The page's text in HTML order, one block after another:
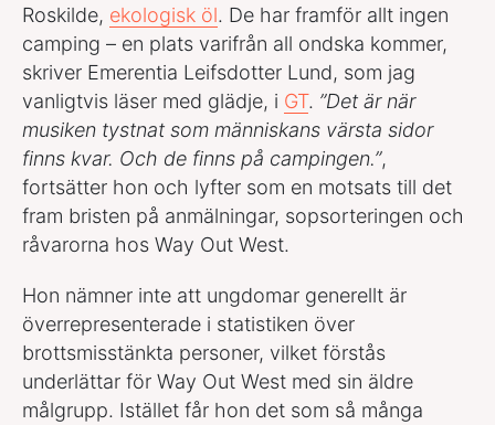
Roskilde, ekologisk öl. De har framför allt ingen
camping – en plats varifrån all ondska kommer,
skriver Emerentia Leifsdotter Lund, som jag
vanligtvis läser med glädje, i GT. ”Det är när
musiken tystnat som människans värsta sidor
finns kvar. Och de finns på campingen.”,
fortsätter hon och lyfter som en motsats till det
fram bristen på anmälningar, sopsorteringen och
råvarorna hos Way Out West.
Hon nämner inte att ungdomar generellt är
överrepresenterade i statistiken över
brottsmisstänkta personer, vilket förstås
underlättar för Way Out West med sin äldre
målgrupp. Istället får hon det som så många